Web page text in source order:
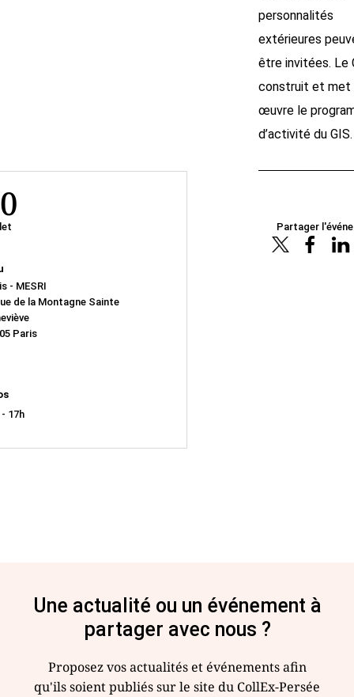
personnalités
extérieures
être invitées. Le
construit et met
œuvre le
d’activité du GIS.
- MESRI
de la Montagne Sainte
Paris
17h
Partager
Une actualité ou un événement à
partager avec nous ?
Proposez vos actualités et événements afin
qu'ils soient publiés sur le site du CollEx-Persée